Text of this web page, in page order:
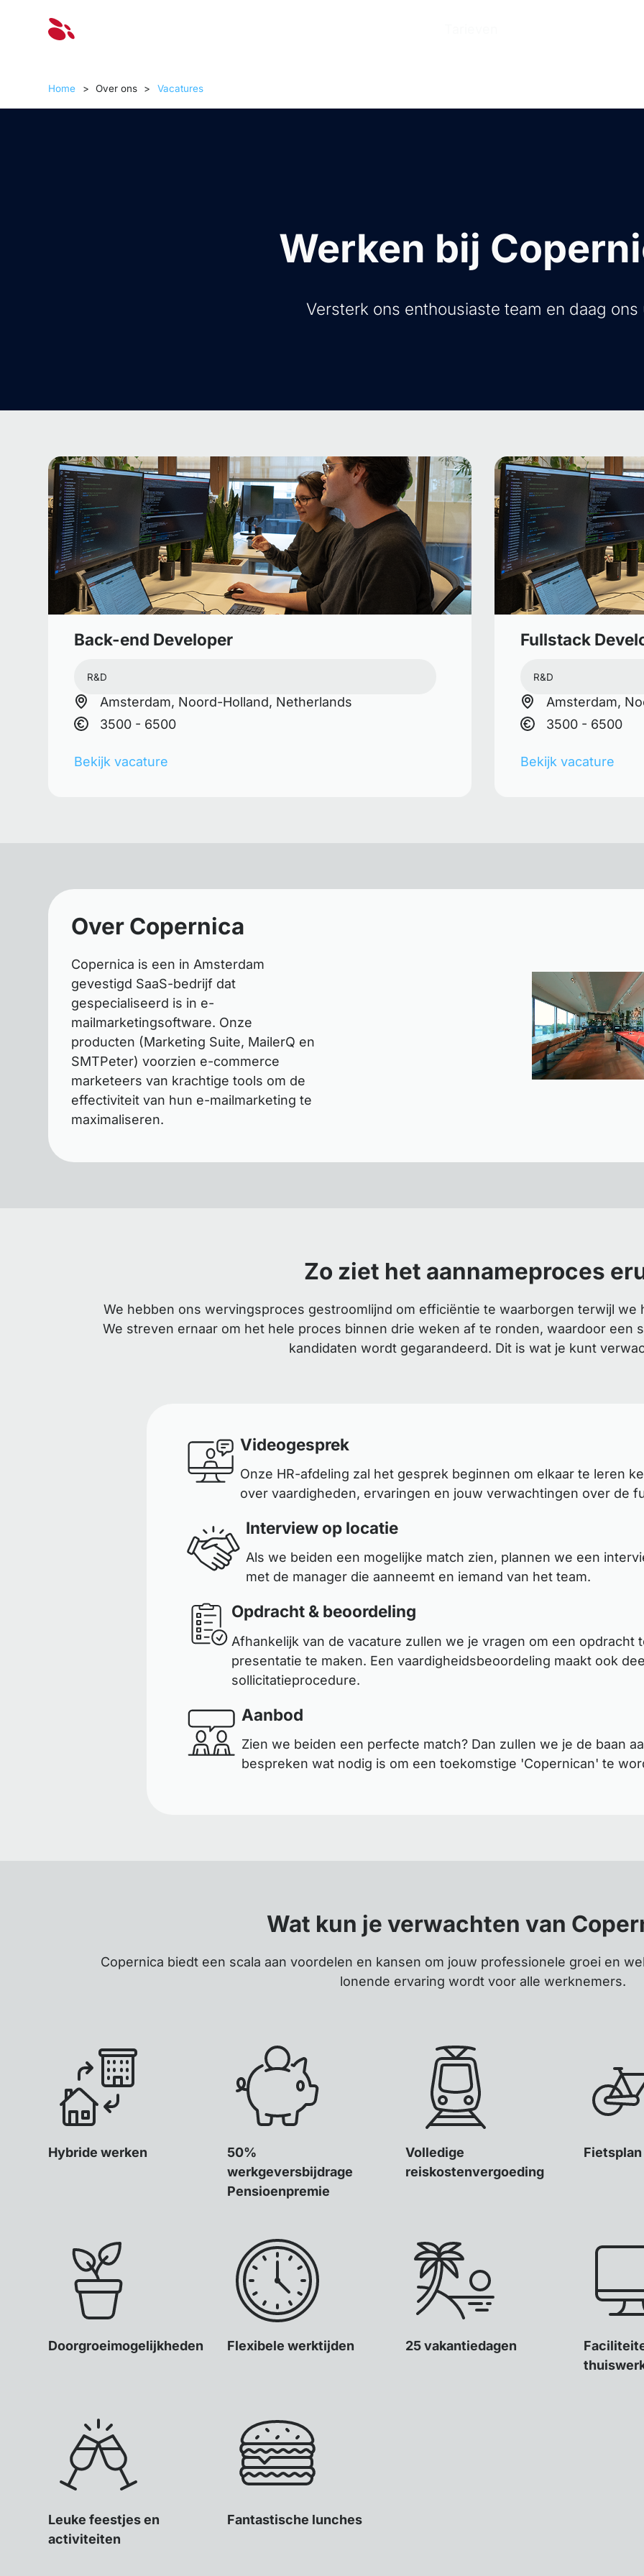
Home > Over ons > Vacatures
Werken bij
Versterk ons enthousiaste team en daag ons
Back-end Developer
R&D
Amsterdam, Noord-Holland, Netherlands
3500 - 6500
Bekijk vacature
Fullstack
R&D
Amsterdam,
3500 - 6500
Bekijk vacature
Over Copernica
Copernica is een in Amsterdam
gevestigd SaaS-bedrijf dat
gespecialiseerd is in e-
mailmarketingsoftware. Onze
producten (Marketing Suite, MailerQ en
SMTPeter) voorzien e-commerce
marketeers van krachtige tools om de
effectiviteit van hun e-mailmarketing te
maximaliseren.
Zo ziet het aannameproces
We hebben ons wervingsproces gestroomlijnd om efficiëntie te waarborgen terwijl we
We streven ernaar om het hele proces binnen drie weken af te ronden, waardoor een
kandidaten wordt gegarandeerd. Dit is wat je kunt
Videogesprek
Onze HR-afdeling zal het gesprek beginnen om elkaar te leren
over vaardigheden, ervaringen en jouw verwachtingen over de
Interview op locatie
Als we beiden een mogelijke match zien, plannen we een
met de manager die aanneemt en iemand van het team.
Opdracht & beoordeling
Afhankelijk van de vacature zullen we je vragen om een opdracht
presentatie te maken. Een vaardigheidsbeoordeling maakt ook
sollicitatieprocedure.
Aanbod
Zien we beiden een perfecte match? Dan zullen we je de baan
bespreken wat nodig is om een toekomstige 'Copernican' te
Wat kun je verwachten van
Copernica biedt een scala aan voordelen en kansen om jouw professionele groei en
lonende ervaring wordt voor alle werknemers.
Hybride werken
50%
werkgeversbijdrage
Pensioenpremie
Volledige
reiskostenvergoeding
Fietsplan
Doorgroeimogelijkheden Flexibele werktijden 25 vakantiedagen
Leuke feestjes en
activiteiten
Fantastische lunches